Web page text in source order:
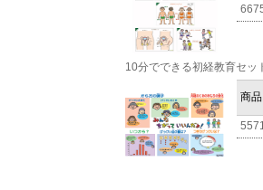
10分でできる初経教育セッ
商